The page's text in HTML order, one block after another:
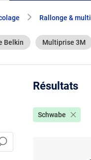
Rallonge &
Belkin Multiprise 3M
Résultats
Schwabe